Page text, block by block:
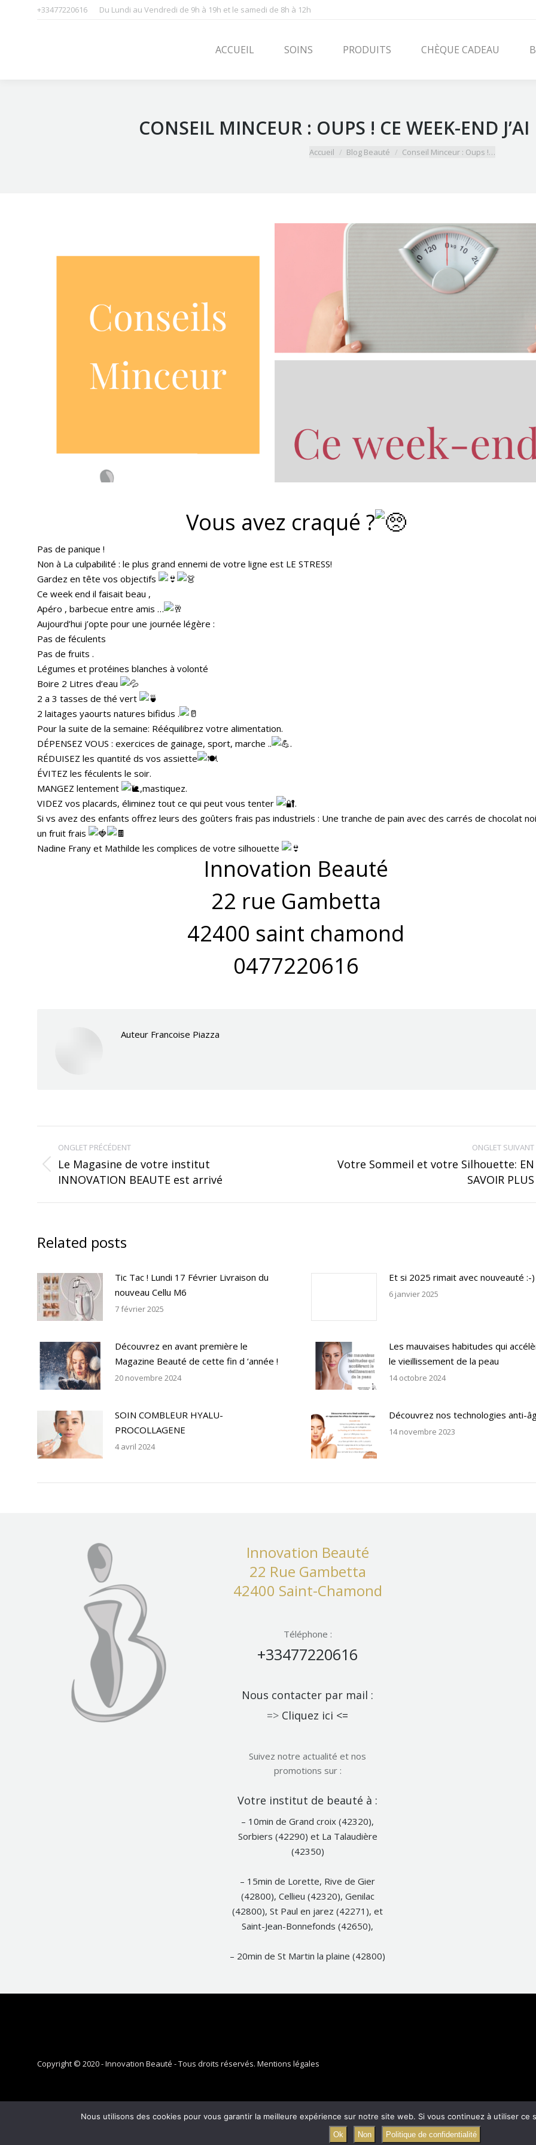
+33477220616 Du Lundi au Vendredi de 9h à 19h et le samedi de 8h à 12h
ACCUEIL SOINS PRODUITS CHÈQUE CADEAU
CONSEIL MINCEUR : OUPS ! CE WEEK-END
Vous êtes ici :
Accueil Blog Beauté Conseil Minceur : Oups !…
Vous avez craqué ?
Pas de panique !
Non à La culpabilité : le plus grand ennemi de votre ligne est LE STRESS!
Gardez en tête vos objectifs
Ce week end il faisait beau ,
Apéro , barbecue entre amis …
Aujourd’hui j’opte pour une journée légère :
Pas de féculents
Pas de fruits .
Légumes et protéines blanches à volonté
Boire 2 Litres d’eau
2 a 3 tasses de thé vert
2 laitages yaourts natures bifidus .
Pour la suite de la semaine: Rééquilibrez votre alimentation.
DÉPENSEZ VOUS : exercices de gainage, sport, marche ..
.
RÉDUISEZ les quantité ds vos assiette
.
ÉVITEZ les féculents le soir.
MANGEZ lentement
,mastiquez.
VIDEZ vos placards, éliminez tout ce qui peut vous tenter
.
Si vs avez des enfants offrez leurs des goûters frais pas industriels : Une tranche de pain avec des carrés de chocolat
un fruit frais
Nadine Frany et Mathilde les complices de votre silhouette
Innovation Beauté
22 rue Gambetta
42400 saint chamond
0477220616
Auteur Francoise Piazza
Navigation
de
commentaire
ONGLET PRÉCÉDENT
Onglet
précédent
Le Magasine de votre institut
INNOVATION BEAUTE est arrivé
ONGLET SUIVANT
OngletVotre Sommeil et votre Silhouette: EN
SAVOIR PLUS
Related posts
Tic Tac ! Lundi 17 Février Livraison du
nouveau Cellu M6
7 février 2025
Et si 2025 rimait avec nouveauté :-)
6 janvier 2025
Découvrez en avant première le
Magazine Beauté de cette fin d ‘année !
20 novembre 2024
Les mauvaises habitudes qui
le vieillissement de la peau
14 octobre 2024
SOIN COMBLEUR HYALU-
PROCOLLAGENE
4 avril 2024
Découvrez nos technologies anti-
14 novembre 2023
Innovation Beauté
22 Rue Gambetta
42400 Saint-Chamond
Téléphone :
+33477220616
Nous contacter par mail :
=> Cliquez ici <=
Suivez notre actualité et nos
promotions sur :
Notre
Facebook
Votre institut de beauté à :
– 10min de Grand croix (42320),
Sorbiers (42290) et La Talaudière
(42350)
– 15min de Lorette, Rive de Gier
(42800), Cellieu (42320), Genilac
(42800), St Paul en jarez (42271), et
Saint-Jean-Bonnefonds (42650),
– 20min de St Martin la plaine (42800)
Copyright © 2020 - Innovation Beauté - Tous droits réservés. Mentions légales
Site financé par la Région
Vous souhaitez bénéficier de
Nous utilisons des cookies pour vous garantir la meilleure expérience sur notre site web. Si vous continuez à utiliser
Ok Non Politique de confidentialité